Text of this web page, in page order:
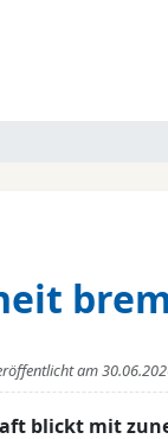
am
blickt mit